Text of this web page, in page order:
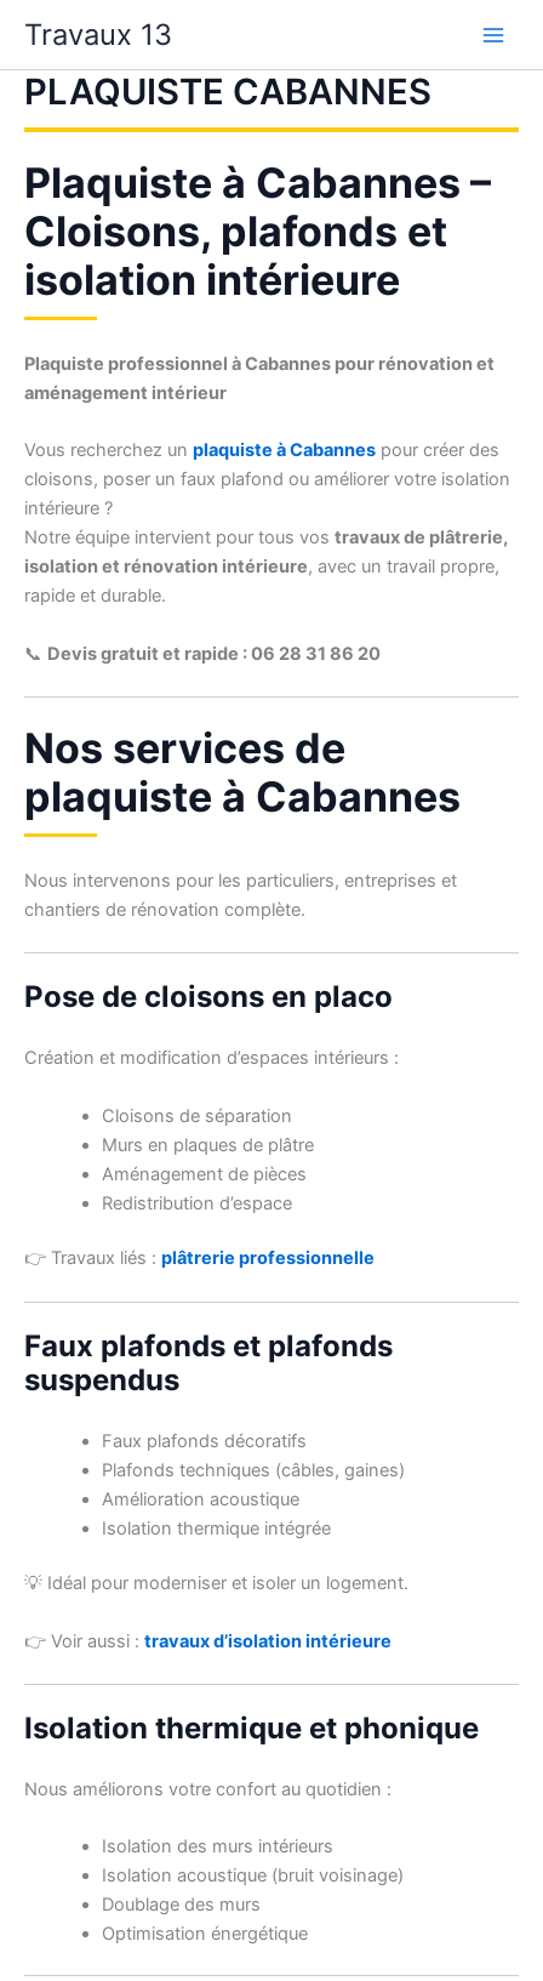
contenu
Travaux 13
PLAQUISTE CABANNES
Plaquiste à Cabannes –
Cloisons, plafonds et
isolation intérieure
Plaquiste professionnel à Cabannes pour rénovation et
aménagement intérieur
Vous recherchez un plaquiste à Cabannes pour créer des
cloisons, poser un faux plafond ou améliorer votre isolation
intérieure ?
Notre équipe intervient pour tous vos travaux de plâtrerie,
isolation et rénovation intérieure, avec un travail propre,
rapide et durable.
📞 Devis gratuit et rapide : 06 28 31 86 20
Nos services de
plaquiste à Cabannes
Nous intervenons pour les particuliers, entreprises et
chantiers de rénovation complète.
Pose de cloisons en placo
Création et modification d’espaces intérieurs :
Cloisons de séparation
Murs en plaques de plâtre
Aménagement de pièces
Redistribution d’espace
👉 Travaux liés : plâtrerie professionnelle
Faux plafonds et plafonds
suspendus
Faux plafonds décoratifs
Plafonds techniques (câbles, gaines)
Amélioration acoustique
Isolation thermique intégrée
💡 Idéal pour moderniser et isoler un logement.
👉 Voir aussi : travaux d’isolation intérieure
Isolation thermique et phonique
Nous améliorons votre confort au quotidien :
Isolation des murs intérieurs
Isolation acoustique (bruit voisinage)
Doublage des murs
Optimisation énergétique